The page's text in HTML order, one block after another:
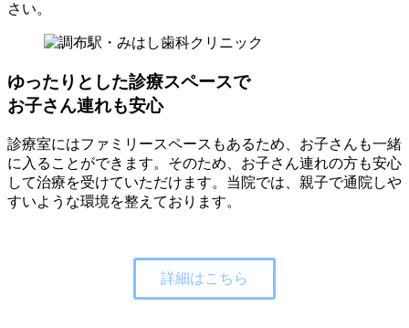
さい。
ゆったりとした診療スペースで
お子さん連れも安心
診療室にはファミリースペースもあるため、お子さんも一緒
に入ることができます。そのため、お子さん連れの方も安心
して治療を受けていただけます。当院では、親子で通院しや
すいような環境を整えております。
詳細はこちら